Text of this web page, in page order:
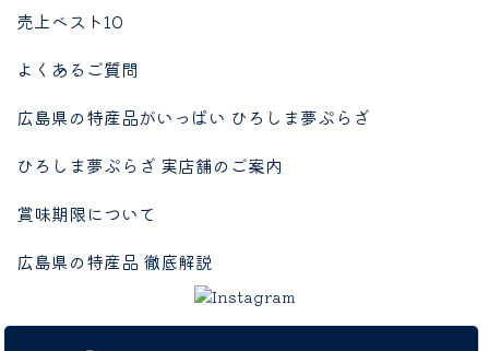
売上ベスト10
よくあるご質問
広島県の特産品がいっぱい ひろしま夢ぷらざ
ひろしま夢ぷらざ 実店舗のご案内
賞味期限について
広島県の特産品 徹底解説